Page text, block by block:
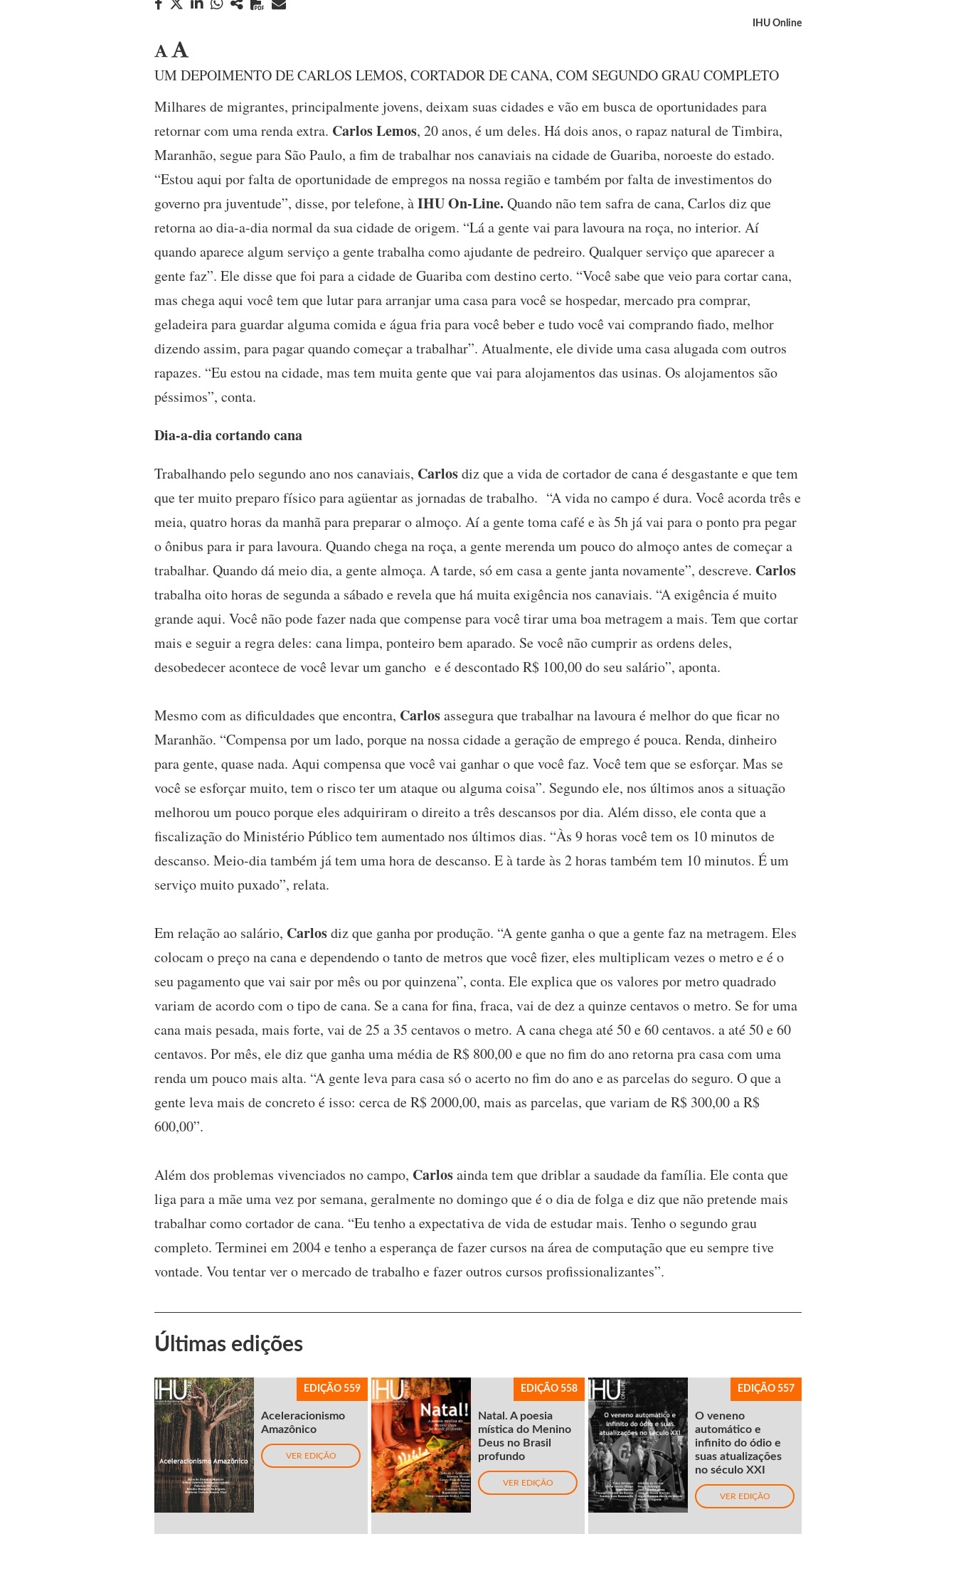
IHU Online
UM DEPOIMENTO DE CARLOS LEMOS, CORTADOR DE CANA, COM SEGUNDO GRAU COMPLETO
Milhares de migrantes, principalmente jovens, deixam suas cidades e vão em busca de oportunidades para
retornar com uma renda extra. Carlos Lemos, 20 anos, é um deles. Há dois anos, o rapaz natural de Timbira,
Maranhão, segue para São Paulo, a fim de trabalhar nos canaviais na cidade de Guariba, noroeste do estado.
“Estou aqui por falta de oportunidade de empregos na nossa região e também por falta de investimentos do
governo pra juventude”, disse, por telefone, àIHU On-Line. Quando não tem safra de cana, Carlos diz que
retorna ao dia-a-dia normal da sua cidade de origem. “Lá a gente vai para lavoura na roça, no interior. Aí
quando aparece algum serviço a gente trabalha como ajudante de pedreiro. Qualquer serviço que aparecer a
gente faz”. Ele disse que foi para a cidade de Guariba com destino certo. “Você sabe que veio para cortar cana,
mas chega aqui você tem que lutar para arranjar uma casa para você se hospedar, mercado pra comprar,
geladeira para guardar alguma comida e água fria para você beber e tudo você vai comprando fiado, melhor
dizendo assim, para pagar quando começar a trabalhar”. Atualmente, ele divide uma casa alugada com outros
rapazes. “Eu estou na cidade, mas tem muita gente que vai para alojamentos das usinas. Os alojamentos são
péssimos”, conta.
Dia-a-dia cortando cana
Trabalhando pelo segundo ano nos canaviais, Carlosdiz que a vida de cortador de cana é desgastante e que tem
que ter muito preparo físico para agüentar as jornadas de trabalho. “A vida no campo é dura. Você acorda três e
meia, quatro horas da manhã para preparar o almoço. Aí a gente toma café e às 5h já vai para o ponto pra pegar
o ônibus para ir para lavoura. Quando chega na roça, a gente merenda um pouco do almoço antes de começar a
trabalhar. Quando dá meio dia, a gente almoça. A tarde, só em casa a gente janta novamente”, descreve. Carlos
trabalha oito horas de segunda a sábado e revela que há muita exigência nos canaviais. “A exigência é muito
grande aqui. Você não pode fazer nada que compense para você tirar uma boa metragem a mais. Tem que cortar
mais e seguir a regra deles: cana limpa, ponteiro bem aparado. Se você não cumprir as ordens deles,
desobedecer acontece de você levar um gancho e é descontado R$ 100,00 do seu salário”, aponta.
Mesmo com as dificuldades que encontra, Carlosassegura que trabalhar na lavoura é melhor do que ficar no
Maranhão. “Compensa por um lado, porque na nossa cidade a geração de emprego é pouca. Renda, dinheiro
para gente, quase nada. Aqui compensa que você vai ganhar o que você faz. Você tem que se esforçar. Mas se
você se esforçar muito, tem o risco ter um ataque ou alguma coisa”. Segundo ele, nos últimos anos a situação
melhorou um pouco porque eles adquiriram o direito a três descansos por dia. Além disso, ele conta que a
fiscalização do Ministério Público tem aumentado nos últimos dias. “Às 9 horas você tem os 10 minutos de
descanso. Meio-dia também já tem uma hora de descanso. E à tarde às 2 horas também tem 10 minutos. É um
serviço muito puxado”, relata.
Em relação ao salário, Carlosdiz que ganha por produção. “A gente ganha o que a gente faz na metragem. Eles
colocam o preço na cana e dependendo o tanto de metros que você fizer, eles multiplicam vezes o metro e é o
seu pagamento que vai sair por mês ou por quinzena”, conta. Ele explica que os valores por metro quadrado
variam de acordo com o tipo de cana. Se a cana for fina, fraca, vai de dez a quinze centavos o metro. Se for uma
cana mais pesada, mais forte, vai de 25 a 35 centavos o metro. A cana chega até 50 e 60 centavos. a até 50 e 60
centavos. Por mês, ele diz que ganha uma média de R$ 800,00 e que no fim do ano retorna pra casa com uma
renda um pouco mais alta. “A gente leva para casa só o acerto no fim do ano e as parcelas do seguro. O que a
gente leva mais de concreto é isso: cerca de R$ 2000,00, mais as parcelas, que variam de R$ 300,00 a R$
600,00”.
Além dos problemas vivenciados no campo, Carlosainda tem que driblar a saudade da família. Ele conta que
liga para a mãe uma vez por semana, geralmente no domingo que é o dia de folga e diz que não pretende mais
trabalhar como cortador de cana. “Eu tenho a expectativa de vida de estudar mais. Tenho o segundo grau
completo. Terminei em 2004 e tenho a esperança de fazer cursos na área de computação que eu sempre tive
vontade. Vou tentar ver o mercado de trabalho e fazer outros cursos profissionalizantes”.
Últimas edições
EDIÇÃO 559
Aceleracionismo
Amazônico
VER EDIÇÃO
EDIÇÃO 558
Natal. A poesia
mística do Menino
Deus no Brasil
profundo
VER EDIÇÃO
EDIÇÃO 557
O veneno
automático e
infinito do ódio e
suas atualizações
no século XXI
VER EDIÇÃO